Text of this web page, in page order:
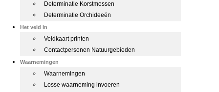
Determinatie Korstmossen
Determinatie Orchideeën
Het veld in
Veldkaart printen
Contactpersonen Natuurgebieden
Waarnemingen
Waarnemingen
Losse waarneming invoeren